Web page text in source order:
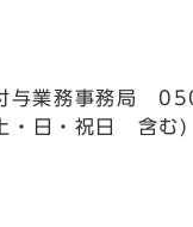
付与業務事務局
・日・祝日 含む)